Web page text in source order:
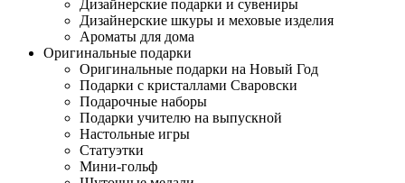
Дизайнерские подарки и сувениры
Дизайнерские шкуры и меховые изделия
Ароматы для дома
Оригинальные подарки
Оригинальные подарки на Новый Год
Подарки с кристаллами Сваровски
Подарочные наборы
Подарки учителю на выпускной
Настольные игры
Статуэтки
Мини-гольф